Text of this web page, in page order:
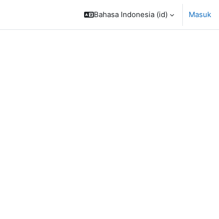
Bahasa Indonesia ‎(id)‎ Masuk